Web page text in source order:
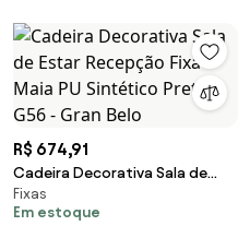
R$ 674,91
Cadeira Decorativa Sala de
Estar Recepção Fixa Maia PU
Sintético Preto G56 - Gran Belo
Fixas
Em estoque